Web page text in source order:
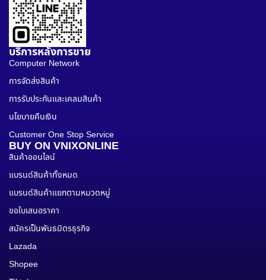
บริการหลังการขาย
Computer Network
การจัดส่งสินค้า
การรับประกันและเคลมสินค้า
นโยบายคืนเงิน
Customer One Stop Service
BUY ON VNIXONLINE
สินค้าออนไลน์
แบรนด์สินค้าทั้งหมด
แบรนด์สินค้าแยกตามหมวดหมู่
ขอใบเสนอราคา
สมัครเป็นพันธมิตรธุรกิจ
Lazada
Shopee